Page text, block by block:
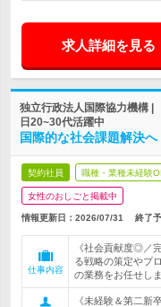
求人詳細を見る
独立行政法人国際協力機構 |
日20~30代活躍中
国際的な社会課題解決
契約社員 職種・業種未経験
女性のおしごと掲載中
情報更新日：2026/07/31 終了
仕事内容
《社会貢献度◎／
る戦略の策定やプ
の業務をお任せし
《未経験＆第二新